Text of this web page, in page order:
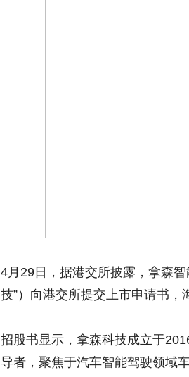
4月29日，据港交所披露，拿森
技”）向港交所提交上市申请书，
招股书显示，拿森科技成立于
导者，聚焦于汽车智能驾驶领域